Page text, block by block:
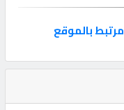
مرتبط بالموقع